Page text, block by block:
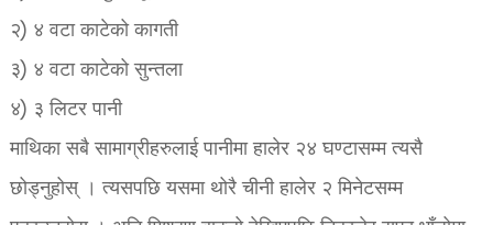
२) ४ वटा काटेको कागती
३) ४ वटा काटेको सुन्तला
४) ३ लिटर पानी
माथिका सबै सामाग्रीहरुलाई पानीमा हालेर २४ घण्टासम्म त्यसै
छोड्नुहोस् । त्यसपछि यसमा थोरै चीनी हालेर २ मिनेटसम्म